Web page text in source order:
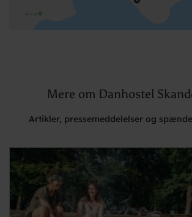
Mere om Danhostel
Artikler, pressemeddelelser og